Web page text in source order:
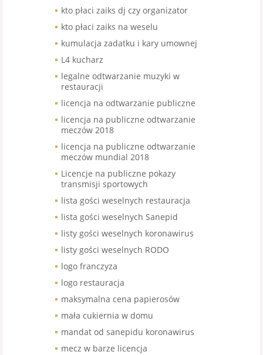
kto płaci zaiks dj czy organizator
kto płaci zaiks na weselu
kumulacja zadatku i kary umownej
L4 kucharz
legalne odtwarzanie muzyki w
restauracji
licencja na odtwarzanie publiczne
licencja na publiczne odtwarzanie
meczów 2018
licencja na publiczne odtwarzanie
meczów mundial 2018
Licencje na publiczne pokazy
transmisji sportowych
lista gości weselnych restauracja
lista gości weselnych Sanepid
listy gości weselnych koronawirus
listy gości weselnych RODO
logo franczyza
logo restauracja
maksymalna cena papierosów
mała cukiernia w domu
mandat od sanepidu koronawirus
mecz w barze licencja